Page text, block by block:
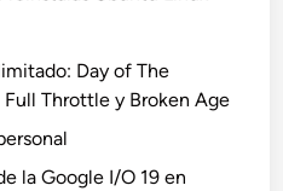
Day of The
Throttle y Broken Age
la Google I/O 19 en